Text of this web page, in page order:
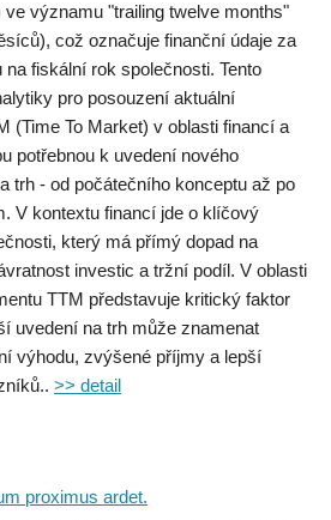
významu "trailing twelve months"
což označuje finanční údaje za
na fiskální rok společnosti. Tento
pro posouzení aktuální
(Time To Market) v oblasti financí a
potřebnou k uvedení nového
trh - od počátečního konceptu až po
V kontextu financí jde o klíčový
který má přímý dopad na
investic a tržní podíl. V oblasti
TTM představuje kritický faktor
uvedení na trh může znamenat
výhodu, zvýšené příjmy a lepší
>> detail
proximus ardet.